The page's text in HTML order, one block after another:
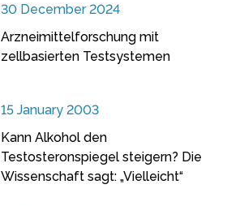
30 December 2024
Arzneimittelforschung mit
zellbasierten Testsystemen
15 January 2003
Kann Alkohol den
Testosteronspiegel steigern? Die
Wissenschaft sagt: „Vielleicht“